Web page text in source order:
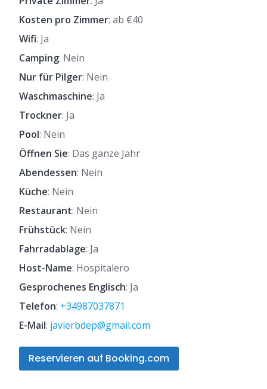
Kosten pro Zimmer: ab €40
Wifi: Ja
Camping: Nein
Nur für Pilger: Nein
Waschmaschine: Ja
Trockner: Ja
Pool: Nein
Öffnen Sie: Das ganze Jahr
Abendessen: Nein
Küche: Nein
Restaurant: Nein
Frühstück: Nein
Fahrradablage: Ja
Host-Name: Hospitalero
Gesprochenes Englisch: Ja
Telefon: +34987037871
E-Mail: javierbdep@gmail.com
Reservieren auf Booking.com